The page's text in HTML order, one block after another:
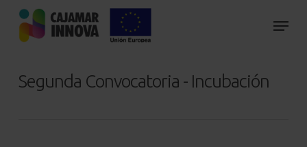
Skip
contentSegunda Convocatoria - Incubación